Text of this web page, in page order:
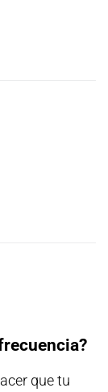
que tu